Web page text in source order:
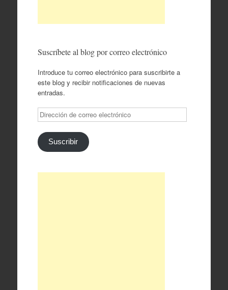
Suscríbete al blog por correo electrónico
Introduce tu correo electrónico para suscribirte a
este blog y recibir notificaciones de nuevas
entradas.
Dirección
de
correo
electrónico
Suscribir